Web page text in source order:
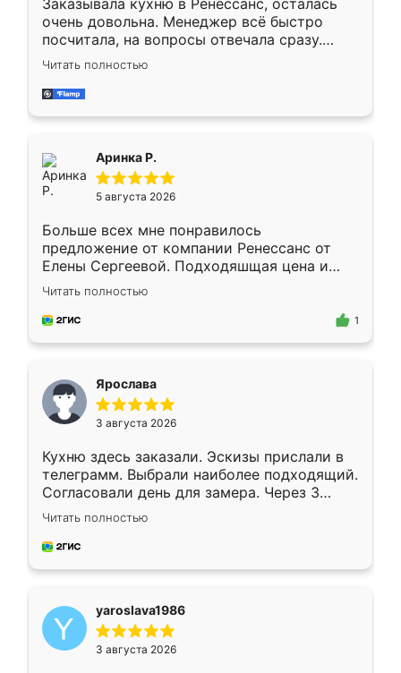
Заказывала кухню в Ренессанс, осталась
очень довольна. Менеджер всё быстро
посчитала, на вопросы отвечала сразу.
Замерщик приехал в субботу, подошёл к
делу со всей ответственностью. Собрали
за день, ребята работали аккуратно, даже
Читать полностью
Аринка Р.
5 августа 2026
Больше всех мне понравилось
предложение от компании Ренессанс от
Елены Сергеевой. Подходяшщая цена и
короткие сроки изготовления. Приехавший
для замера сотрудник Владислав
предложил по моему эскизу самый
Читать полностью
1
Ярослава
3 августа 2026
Кухню здесь заказали. Эскизы прислали в
телеграмм. Выбрали наиболее подходящий.
Согласовали день для замера. Через 3
недели кухня была уже готова. Остались
довольны работой. Спасибо Ренессанс
мебель за качественную работу!
Читать полностью
yaroslava1986
3 августа 2026